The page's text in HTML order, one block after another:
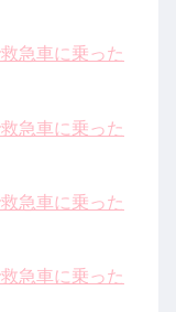
急車に乗った
急車に乗った
急車に乗った
急車に乗った